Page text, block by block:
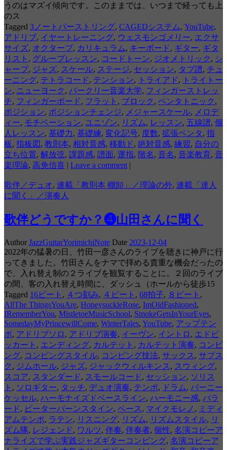
うのはマズイ傾向です。このままでは、いつまで経っても上
のス
Tagged 3ノートパーストリング, CAGEDシステム, YouTube,
アドリブ, イヤートレーニング, ウェスモンゴメリー, エクサ
サイズ, オクターブ, カリキュラム, キーボード, ギター, ギタ
リスト , グループレッスン, コードトーン, ジオメトリック , シ
ャープ, ジャズ, スケール, ステージ, セッション, タブ譜, チュ
ーニング, テトラコード, テンション, トライアド,
トライトー
ン, ニューヨーク , バークリー音楽大学, フィンガーストレッ
チ, フィンガーボード, フラット , ブロック , ペンタトニック ,
ポジション, ポジションチェンジ, メジャースケール, メロデ
ィー, モチベーション, ユニゾン, リズム, レッスン, 五線譜, 個
人レッスン, 基礎力, 基礎練, 変化記号, 度数, 拡張ペンタ , 指
板, 指板図 , 教則本, 相対音感, 移動ド, 絶対音感, 練習, 自分の
立ち位置, 解放弦, 課題感, 譜面, 運指, 階名, 音名, 音楽教育, 音
楽理論, 高免信喜 | Leave a comment |
歌伴／デュオ, 連載「教則本 棚卸」／理論の外, 連載「達人
に聞く」／演奏人
歌伴どうですか？❹山田さんに聞く
Author JazzGuitarYorimichiNote Date 2023-12-04
2022年の猛暑の日、竹田一彦さんのライブを聴きに神戸に行
ってきました。竹田さんをナマで拝める貴重な機会だったの
で、入れ替え制の２ライブを観覧することに。２回のライブ
の間、客の入れ替え時間に、ダッシュ（ホールから徒歩15
Tagged 16ビート , ４つ刻み, ４ビート , 68拍子, ８ビート ,
AllThe ThingsYouAre, HoneysuckleRose, ImOldFashioned,
IRememberYou, MistletoeMusicSchool, SmokeGetsInYourEyes,
SomedayMyPrincewillCome, WinterTales, YouTube, アップテン
ポ, アドリブソロ , アドリブ演奏, イーヴン, イントロ , エドビ
ッカート , エンディング, カルテット , カルテット演奏, コンピ
ング, コンピングスタイル, コンピング技法, サックス , サブス
ク , ジムホール, ジャズ, ジャックウィルキンス , スウィング,
スコア, スタンダード, スモールコード, セッション, ソリス
ト , ソロギター, タッチ, デュオ演奏, テンポ, ドラム, バーニー
ケッセル, ハーモナイズドベースライン, ハーモニー感, バラ
ード, ピーターバーンスタイン, ベース , マイクモレノ , ミディ
アムテンポ, ラテン, リスニング, リズム, リズムスタイル, リ
ズム隊, レジェンド, ワルツ, 伴奏, 伴奏者, 個性, 名演コピーア
ナライズで学ぶ実践ジャズギターコンピング, 名演コピーア